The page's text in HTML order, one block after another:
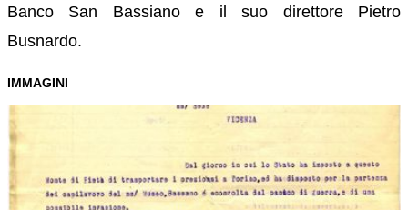
Banco San Bassiano e il suo direttore Pietro
Busnardo.
IMMAGINI